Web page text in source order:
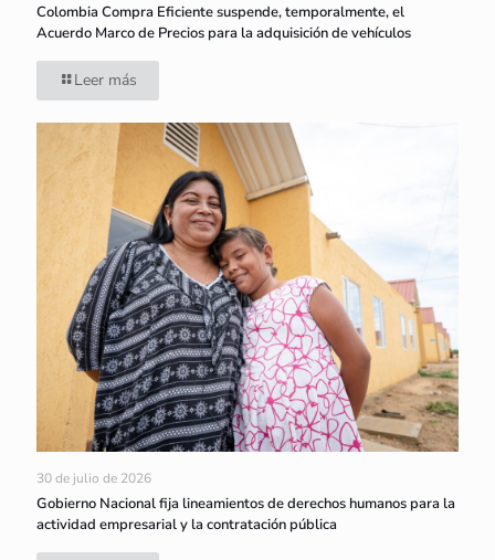
Colombia Compra Eficiente suspende, temporalmente, el
Acuerdo Marco de Precios para la adquisición de vehículos
Leer más
30 de julio de 2026
Gobierno Nacional fija lineamientos de derechos humanos para la
actividad empresarial y la contratación pública